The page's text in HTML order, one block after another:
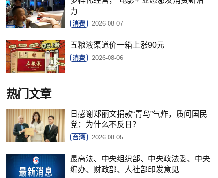
力
消费 2026-08-07
五粮液渠道价一箱上涨90元
消费 2026-08-06
热门文章
日感谢郑丽文捐款“青鸟”气炸，质问国民
党：为什么不反日？
台湾 2026-08-05
最高法、中央组织部、中央政法委、中央
编办、财政部、人社部印发意见